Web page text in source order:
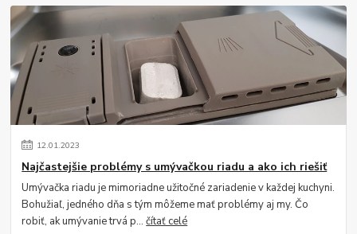
12.01.2023
Najčastejšie problémy s umývačkou riadu a ako ich riešiť
Umývačka riadu je mimoriadne užitočné zariadenie v každej kuchyni.
Bohužiaľ, jedného dňa s tým môžeme mať problémy aj my. Čo
robiť, ak umývanie trvá p...čítať celé